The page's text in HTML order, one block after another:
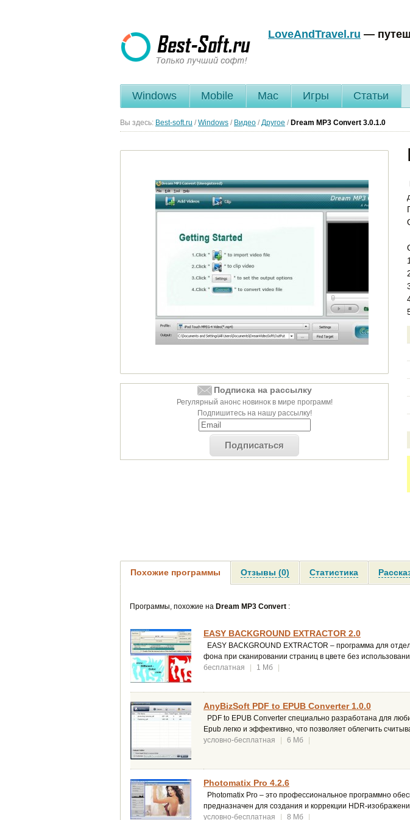
LoveAndTravel.ru —
Windows Mobile Mac Игры Статьи
Вы здесь: Best-soft.ru / Windows / Видео / Другое / Dream MP3 Convert 3.0.1.0
Подписка на рассылку
Регулярный анонс новинок в мире программ!
Подпишитесь на нашу рассылку!
Подписаться
Похожие программы Отзывы (0) Статистика
Программы, похожие на Dream MP3 Convert :
EASY BACKGROUND EXTRACTOR 2.0
EASY BACKGROUND EXTRACTOR – программа для
фона при сканировании страниц в цвете без
бесплатная
| 1 Мб |
AnyBizSoft PDF to EPUB Converter 1.0.0
PDF to EPUB Converter специально разработана для
Epub легко и эффективно, что позволяет облегчить
условно-бесплатная
| 6 Мб |
Photomatix Pro 4.2.6
Photomatix Pro – это профессиональное программно
предназначен для создания и коррекции HDR-
условно-бесплатная
| 8 Мб |